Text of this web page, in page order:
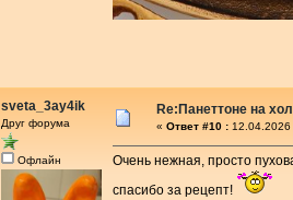
sveta_3ay4ik
Друг форума
Офлайн
Re:Панеттоне на
« Ответ #10 :
Очень нежная, просто
спасибо за рецепт!